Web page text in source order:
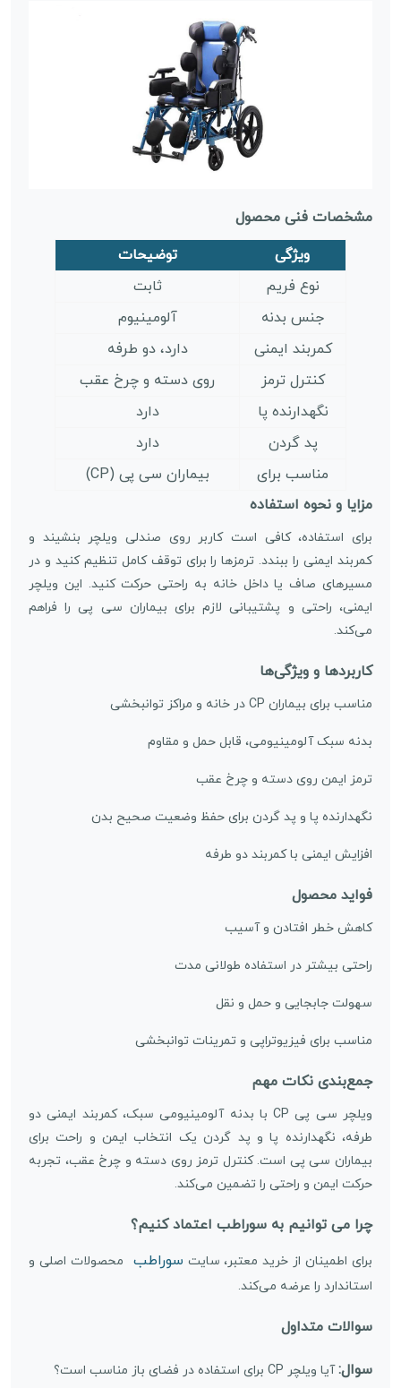
مشخصات فنی محصول
ویژگی
توضیحات
نوع فریم
ثابت
جنس بدنه
آلومینیوم
کمربند ایمنی
دارد، دو طرفه
کنترل ترمز
روی دسته و چرخ عقب
نگهدارنده پا
دارد
پد گردن
دارد
مناسب برای
بیماران سی پی (CP)
مزایا و نحوه استفاده
برای استفاده، کافی است کاربر روی صندلی ویلچر بنشیند و
کمربند ایمنی را ببندد. ترمزها را برای توقف کامل تنظیم کنید و در
مسیرهای صاف یا داخل خانه به راحتی حرکت کنید. این ویلچر
ایمنی، راحتی و پشتیبانی لازم برای بیماران سی پی را فراهم
می‌کند.
کاربردها و ویژگی‌ها
مناسب برای بیماران CP در خانه و مراکز توانبخشی
بدنه سبک آلومینیومی، قابل حمل و مقاوم
ترمز ایمن روی دسته و چرخ عقب
نگهدارنده پا و پد گردن برای حفظ وضعیت صحیح بدن
افزایش ایمنی با کمربند دو طرفه
فواید محصول
کاهش خطر افتادن و آسیب
راحتی بیشتر در استفاده طولانی مدت
سهولت جابجایی و حمل و نقل
مناسب برای فیزیوتراپی و تمرینات توانبخشی
جمع‌بندی نکات مهم
ویلچر سی پی CP با بدنه آلومینیومی سبک، کمربند ایمنی دو
طرفه، نگهدارنده پا و پد گردن یک انتخاب ایمن و راحت برای
بیماران سی پی است. کنترل ترمز روی دسته و چرخ عقب، تجربه
حرکت ایمن و راحتی را تضمین می‌کند.
چرا می توانیم به سوراطب اعتماد کنیم؟
برای اطمینان از خرید معتبر، سایت سوراطب
محصولات اصلی و
استاندارد را عرضه می‌کند.
سوالات متداول
سوال:آیا ویلچر CP برای استفاده در فضای باز مناسب است؟